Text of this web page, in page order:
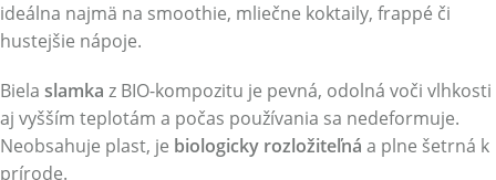
ideálna najmä na smoothie, mliečne koktaily, frappé či
hustejšie nápoje.
Biela slamka z BIO-kompozitu je pevná, odolná voči vlhkosti
aj vyšším teplotám a počas používania sa nedeformuje.
Neobsahuje plast, je biologicky rozložiteľná a plne šetrná k
prírode.